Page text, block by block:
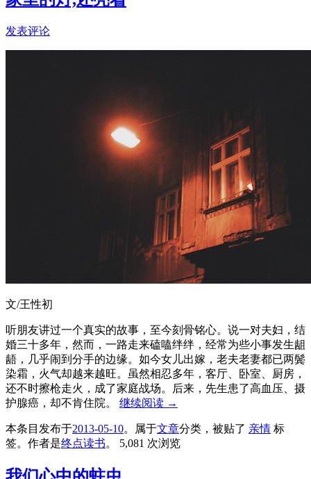
发表评论
文/王性初
听朋友讲过一个真实的故事，至今刻骨铭心。说一对夫妇，结
婚三十多年，然而，一路走来磕嗑绊绊，经常为些小事发生龃
龉，几乎闹到分手的边缘。如今女儿出嫁，老夫老妻都已两鬓
染霜，火气却越来越旺。虽然相忍多年，客厅、卧室、厨房，
还不时擦枪走火，成了家庭战场。后来，先生患了高血压、摄
护腺癌，却不肯住院。 继续阅读 →
本条目发布于2013-05-10。属于文章分类，被贴了 亲情 标
签。 作者是终点读书。 5,081 次浏览